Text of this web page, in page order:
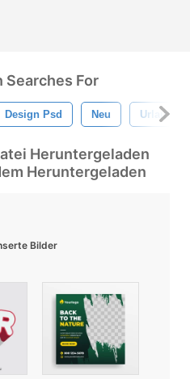
Searches For
Design Psd Neu Urlaub
Heruntergeladen
Heruntergeladen
Bilder